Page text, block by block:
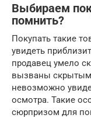
Выбираем
помнить?
Покупать такие
увидеть
продавец умело
вызваны
невозможно
осмотра. Такие
сюрпризом для